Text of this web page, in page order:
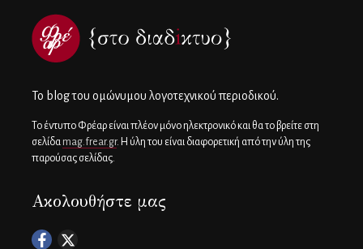
To blog του ομώνυμου λογοτεχνικού περιοδικού.
Το έντυπο Φρέαρ είναι πλέον μόνο ηλεκτρονικό και θα το βρείτε στη
σελίδα mag.frear.gr. Η ύλη του είναι διαφορετική από την ύλη της
παρούσας σελίδας.
Ακολουθήστε μας